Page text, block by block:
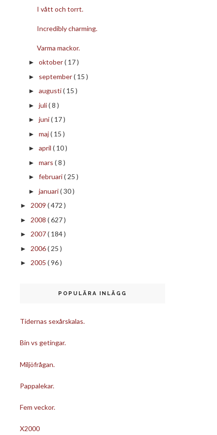
I vått och torrt.
Incredibly charming.
Varma mackor.
► oktober( 17 )
► september( 15 )
► augusti( 15 )
► juli( 8 )
► juni( 17 )
► maj( 15 )
► april ( 10 )
► mars ( 8 )
► februari( 25 )
► januari( 30 )
► 2009 ( 472 )
► 2008 ( 627 )
► 2007( 184 )
► 2006( 25 )
► 2005 ( 96 )
POPULÄRA INLÄGG
Tidernas sexårskalas.
Bin vs getingar.
Miljöfrågan.
Pappalekar.
Fem veckor.
X2000